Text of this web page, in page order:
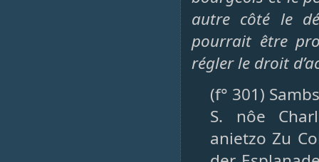
autre côté le
pourrait être
régler le droit
(f° 301)
S. nôe
anietzo Zu